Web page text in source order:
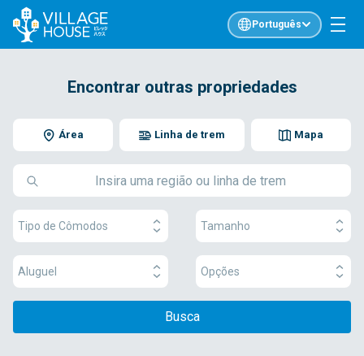
Português
Encontrar outras propriedades
Área Mapa
Linha de trem
Tipo de Cômodos Tamanho
Aluguel Opções
Busca